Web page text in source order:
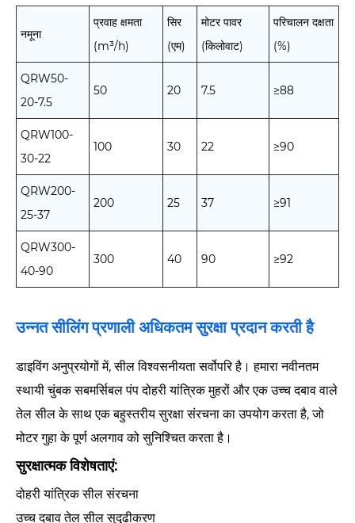
नमूना
प्रवाह क्षमता
(m³/h)
सिर
(एम)
मोटर पावर
(किलोवाट)
परिचालन दक्षता
(%)
QRW50-
20-7.5
50 20 7.5 ≥88
QRW100-
30-22
100 30 22 ≥90
QRW200-
25-37
200 25 37 ≥91
QRW300-
40-90
300 40 90 ≥92
उन्नत सीलिंग प्रणाली अधिकतम सुरक्षा प्रदान करती है
डाइविंग अनुप्रयोगों में, सील विश्वसनीयता सर्वोपरि है। हमारा नवीनतम
स्थायी चुंबक सबमर्सिबल पंप दोहरी यांत्रिक मुहरों और एक उच्च दबाव वाले
तेल सील के साथ एक बहुस्तरीय सुरक्षा संरचना का उपयोग करता है, जो
मोटर गुहा के पूर्ण अलगाव को सुनिश्चित करता है।
सुरक्षात्मक विशेषताएं:
दोहरी यांत्रिक सील संरचना
उच्च दबाव तेल सील सुदृढीकरण